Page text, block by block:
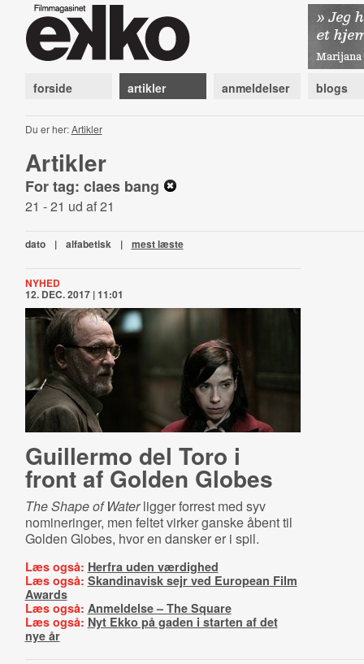
forside artikler anmeldelser blogs
Du er her:Artikler
Artikler
For tag: claes bang
21 - 21 ud af 21
dato | alfabetisk | mest læste
NYHED
12. DEC. 2017 | 11:01
Guillermo del Toro i
front af Golden Globes
The Shape of Waterligger forrest med syv
nomineringer, men feltet virker ganske åbent til
Golden Globes, hvor en dansker er i spil.
Læs også: Herfra uden værdighed
Læs også: Skandinavisk sejr ved European Film
Awards
Læs også: Anmeldelse – The Square
Læs også: Nyt Ekko på gaden i starten af det
nye år